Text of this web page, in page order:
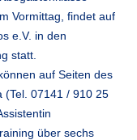
Vormittag, findet auf
e.V. in den
statt.
auf Seiten des
(Tel. 07141 / 910 25
über sechs